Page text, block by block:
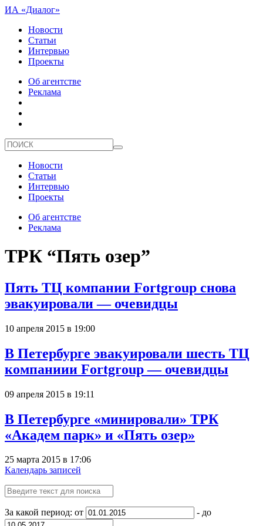
ИА «Диалог»
Новости
Статьи
Интервью
Проекты
Об агентстве
Реклама
Новости
Статьи
Интервью
Проекты
Об агентстве
Реклама
ТРК “Пять озер”
Пять ТЦ компании Fortgroup снова
эвакуировали — очевидцы
10 апреля 2015 в 19:00
В Петербурге эвакуировали шесть ТЦ
компаниии Fortgroup — очевидцы
09 апреля 2015 в 19:11
В Петербурге «минировали» ТРК
«Академ парк» и «Пять озер»
25 марта 2015 в 17:06
Календарь записей
За какой период: от - до